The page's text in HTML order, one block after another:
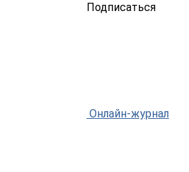
Подписаться
Онлайн-журнал